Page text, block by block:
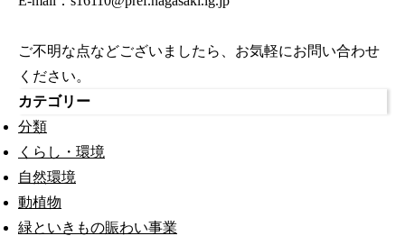
ご不明な点などございましたら、お気軽にお問い合わせ
ください。
カテゴリー
分類
くらし・環境
自然環境
動植物
緑といきもの賑わい事業